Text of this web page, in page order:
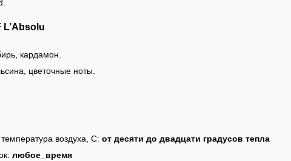
кардамон.
цветочные ноты.
воздуха, С: от десяти до двадцати градусов тепла
любое_время